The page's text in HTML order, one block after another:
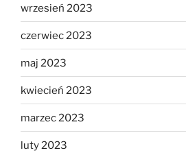
wrzesień 2023
czerwiec 2023
maj 2023
kwiecień 2023
marzec 2023
luty 2023